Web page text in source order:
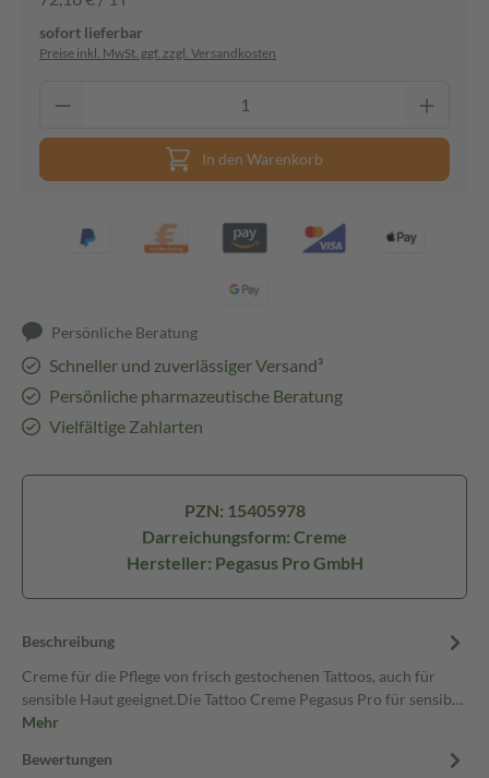
sofort lieferbar
Preise inkl. MwSt. ggf. zzgl. Versandkosten
In den Warenkorb
Persönliche Beratung
Schneller und zuverlässiger Versand³
Persönliche pharmazeutische Beratung
Vielfältige Zahlarten
PZN: 15405978
Darreichungsform: Creme
Hersteller: Pegasus Pro GmbH
Beschreibung
Creme für die Pflege von frisch gestochenen Tattoos, auch für
sensible Haut geeignet.Die Tattoo Creme Pegasus Pro für sensib…
Mehr
Bewertungen